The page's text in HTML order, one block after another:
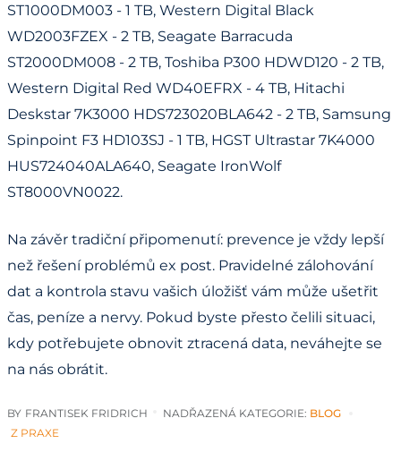
ST1000DM003 - 1 TB, Western Digital Black
WD2003FZEX - 2 TB, Seagate Barracuda
ST2000DM008 - 2 TB, Toshiba P300 HDWD120 - 2 TB,
Western Digital Red WD40EFRX - 4 TB, Hitachi
Deskstar 7K3000 HDS723020BLA642 - 2 TB, Samsung
Spinpoint F3 HD103SJ - 1 TB, HGST Ultrastar 7K4000
HUS724040ALA640, Seagate IronWolf
ST8000VN0022.
Na závěr tradiční připomenutí: prevence je vždy lepší
než řešení problémů ex post. Pravidelné zálohování
dat a kontrola stavu vašich úložišť vám může ušetřit
čas, peníze a nervy. Pokud byste přesto čelili situaci,
kdy potřebujete obnovit ztracená data, neváhejte se
na nás obrátit.
BY FRANTISEK FRIDRICH NADŘAZENÁ KATEGORIE: BLOG
Z PRAXE